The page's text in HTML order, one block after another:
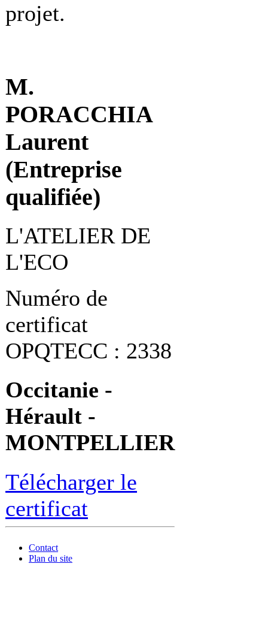
projet.
M.
PORACCHIA
Laurent
(Entreprise
qualifiée)
L'ATELIER DE
L'ECO
Numéro de
certificat
OPQTECC : 2338
Occitanie -
Hérault -
MONTPELLIER
Télécharger le
certificat
Contact
Plan du site